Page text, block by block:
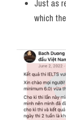
Just as
which